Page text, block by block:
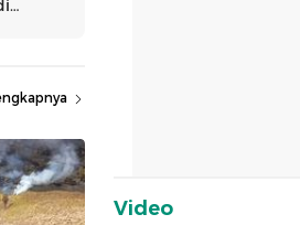
Video